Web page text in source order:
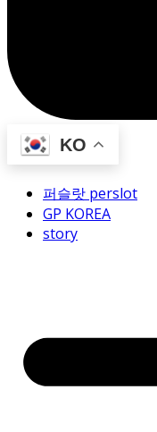
KO
퍼슬랏 perslot
GP KOREA
story